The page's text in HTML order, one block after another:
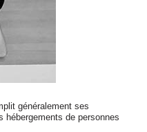
généralement ses
hébergements de personnes